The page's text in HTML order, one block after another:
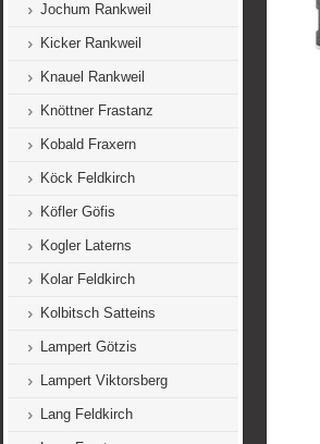
Jochum Rankweil
Kicker Rankweil
Knauel Rankweil
Knöttner Frastanz
Kobald Fraxern
Köck Feldkirch
Köfler Göfis
Kogler Laterns
Kolar Feldkirch
Kolbitsch Satteins
Lampert Götzis
Lampert Viktorsberg
Lang Feldkirch